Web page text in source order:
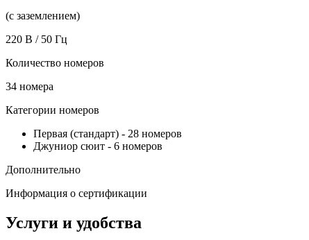
(с заземлением)
220 В / 50 Гц
Количество номеров
34 номера
Категории номеров
Первая (стандарт) - 28 номеров
Джуниор сюит - 6 номеров
Дополнительно
Информация о сертификации
Услуги и удобства